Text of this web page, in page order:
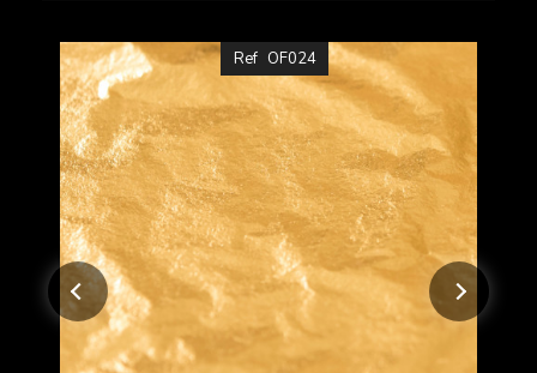
Ref OF024